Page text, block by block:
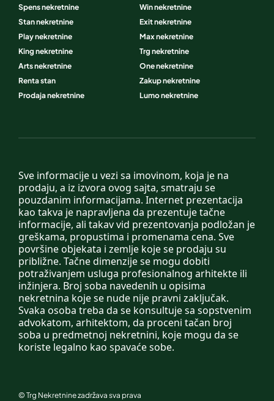
Sve informacije u vezi sa imovinom, koja je na
prodaju, a iz izvora ovog sajta, smatraju se
pouzdanim informacijama. Internet prezentacija
kao takva je napravljena da prezentuje tačne
informacije, ali takav vid prezentovanja podložan je
greškama, propustima i promenama cena. Sve
površine objekata i zemlje koje se prodaju su
približne. Tačne dimenzije se mogu dobiti
potraživanjem usluga profesionalnog arhitekte ili
inžinjera. Broj soba navedenih u opisima
nekretnina koje se nude nije pravni zaključak.
Svaka osoba treba da se konsultuje sa sopstvenim
advokatom, arhitektom, da proceni tačan broj
soba u predmetnoj nekretnini, koje mogu da se
koriste legalno kao spavaće sobe.
Spens nekretnine
Win nekretnine
Stan nekretnine
Exit nekretnine
Play nekretnine
Max nekretnine
King nekretnine
Trg nekretnine
Arts nekretnine
One nekretnine
Renta stan
Zakup nekretnine
Prodaja nekretnine
Lumo nekretnine
© Trg Nekretninezadržava sva prava